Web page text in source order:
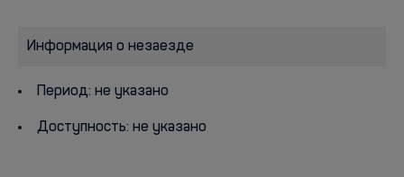
Информация о незаезде
Период: не указано
Доступность: не указано